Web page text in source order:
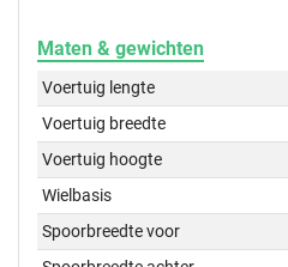
Maten & gewichten
Voertuig lengte
Voertuig breedte
Voertuig hoogte
Wielbasis
Spoorbreedte voor